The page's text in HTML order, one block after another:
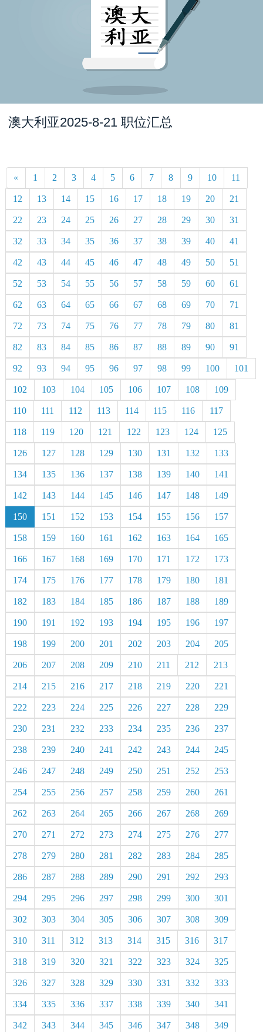
澳大利亚2025-8-21 职位汇总
« 1 2 3 4 5 6 7 8 9 10 11
12 13 14 15 16 17 18 19 20 21
22 23 24 25 26 27 28 29 30 31
32 33 34 35 36 37 38 39 40 41
42 43 44 45 46 47 48 49 50 51
52 53 54 55 56 57 58 59 60 61
62 63 64 65 66 67 68 69 70 71
72 73 74 75 76 77 78 79 80 81
82 83 84 85 86 87 88 89 90 91
92 93 94 95 96 97 98 99 100 101
102 103 104 105 106 107 108 109
110 111 112 113 114 115 116 117
118 119 120 121 122 123 124 125
126 127 128 129 130 131 132 133
134 135 136 137 138 139 140 141
142 143 144 145 146 147 148 149
150 151 152 153 154 155 156 157
158 159 160 161 162 163 164 165
166 167 168 169 170 171 172 173
174 175 176 177 178 179 180 181
182 183 184 185 186 187 188 189
190 191 192 193 194 195 196 197
198 199 200 201 202 203 204 205
206 207 208 209 210 211 212 213
214 215 216 217 218 219 220 221
222 223 224 225 226 227 228 229
230 231 232 233 234 235 236 237
238 239 240 241 242 243 244 245
246 247 248 249 250 251 252 253
254 255 256 257 258 259 260 261
262 263 264 265 266 267 268 269
270 271 272 273 274 275 276 277
278 279 280 281 282 283 284 285
286 287 288 289 290 291 292 293
294 295 296 297 298 299 300 301
302 303 304 305 306 307 308 309
310 311 312 313 314 315 316 317
318 319 320 321 322 323 324 325
326 327 328 329 330 331 332 333
334 335 336 337 338 339 340 341
342 343 344 345 346 347 348 349